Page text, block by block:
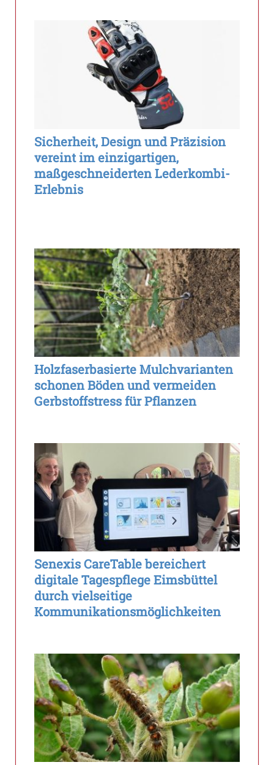
Sicherheit, Design und Präzision
vereint im einzigartigen,
maßgeschneiderten Lederkombi-
Erlebnis
Holzfaserbasierte Mulchvarianten
schonen Böden und vermeiden
Gerbstoffstress für Pflanzen
Senexis CareTable bereichert
digitale Tagespflege Eimsbüttel
durch vielseitige
Kommunikationsmöglichkeiten